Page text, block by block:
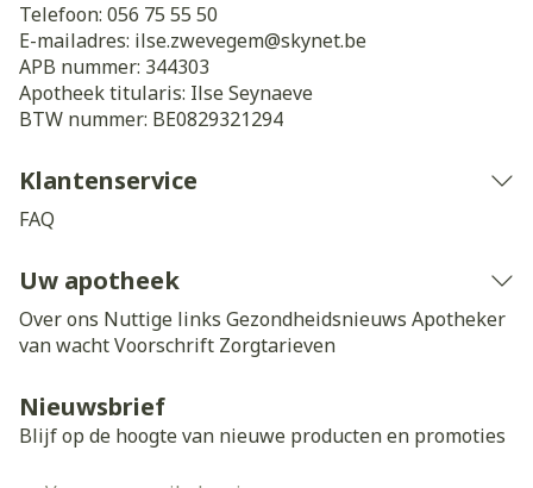
Telefoon: 056 75 55 50
E-mailadres: ilse.zwevegem@skynet.be
APB nummer: 344303
Apotheek titularis: Ilse Seynaeve
BTW nummer: BE0829321294
Klantenservice
FAQ
Uw apotheek
Over ons Nuttige links Gezondheidsnieuws Apotheker
van wachtVoorschrift Zorgtarieven
Nieuwsbrief
Blijf op de hoogte van nieuwe producten en promoties